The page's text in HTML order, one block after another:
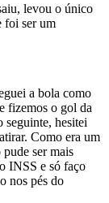
levou o único
foi ser um
a bola como
fizemos o gol da
hesitei
Como era um
ser mais
INSS e só faço
nos pés do